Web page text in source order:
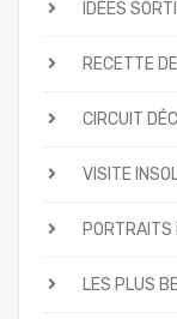
IDÉES
RECETTE
CIRCUIT
VISITE
PORTRAITS
LES PLUS